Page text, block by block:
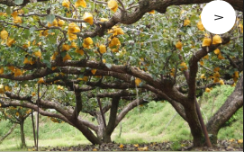
會
Hiroshima 官方向導
意旅行